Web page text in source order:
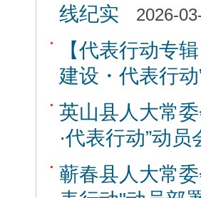
线纪实
2026-
【代表行动专
建设・代表行动
英山县人大常
·代表行动”动员
蕲春县人大常